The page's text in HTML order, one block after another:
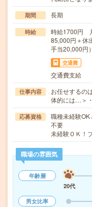
期間 長期
時給
時給1700円
85,000円＋休
手当20,000円）
交通費
交通費支給
仕事内容
お任せするの
体的には…＞
応募資格
職種未経験OK
不要
未経験ＯＫ！
職場の雰囲気
年齢層
20代
男女比率